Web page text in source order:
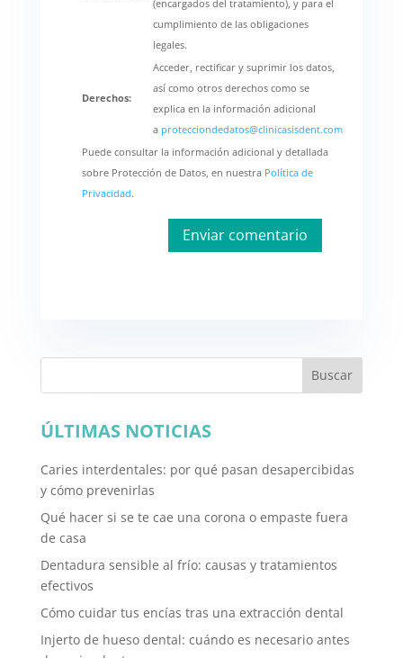
(encargados del tratamiento), y para el
cumplimiento de las obligaciones
legales.
Derechos:
Acceder, rectificar y suprimir los datos,
así como otros derechos como se
explica en la información adicional
a protecciondedatos@clinicasisdent.com
Puede consultar la información adicional y detallada
sobre Protección de Datos, en nuestra Política de
Privacidad.
Buscar
ÚLTIMAS NOTICIAS
Caries interdentales: por qué pasan desapercibidas
y cómo prevenirlas
Qué hacer si se te cae una corona o empaste fuera
de casa
Dentadura sensible al frío: causas y tratamientos
efectivos
Cómo cuidar tus encías tras una extracción dental
Injerto de hueso dental: cuándo es necesario antes